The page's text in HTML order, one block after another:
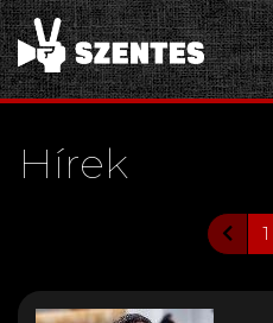
Hírek
1